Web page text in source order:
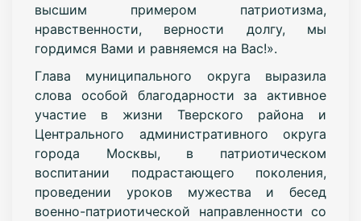
высшим примером патриотизма,
нравственности, верности долгу, мы
гордимся Вами и равняемся на Вас!».
Глава муниципального округа выразила
слова особой благодарности за активное
участие в жизни Тверского района и
Центрального административного округа
города Москвы, в патриотическом
воспитании подрастающего поколения,
проведении уроков мужества и бесед
военно-патриотической направленности со